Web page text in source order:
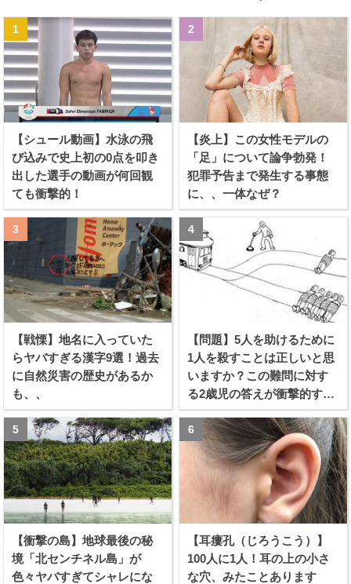
【シュール動画】水泳の飛
び込みで史上初の0点を叩き
出した選手の動画が何回観
ても衝撃的！
【炎上】この女性モデルの
「足」について論争勃発！
犯罪予告まで発生する事態
に、、一体なぜ？
【戦慄】地名に入っていた
らヤバすぎる漢字9選！過去
に自然災害の歴史があるか
も、、
【問題】5人を助けるために
1人を殺すことは正しいと思
いますか？この難問に対す
る2歳児の答えが衝撃的すぎ
る！！
【衝撃の島】地球最後の秘
境「北センチネル島」が
色々ヤバすぎてシャレにな
【耳瘻孔（じろうこう）】
100人に1人！耳の上の小さ
な穴、みたことあります